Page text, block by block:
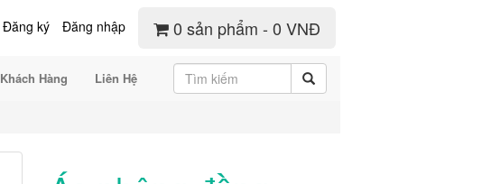
Đăng ký Đăng nhập 0 sản phẩm - 0 VNĐ
Khách Hàng Liên Hệ